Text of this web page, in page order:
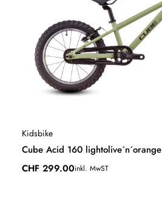
Kidsbike
Cube Acid 160 lightolive´n´orange
CHF 299.00inkl. MwST